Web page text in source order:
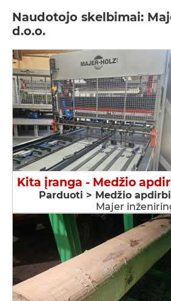
Naudotojo skelbimai:
d.o.o.
Kita įranga - Medžio
Parduoti > Medžio
Majer